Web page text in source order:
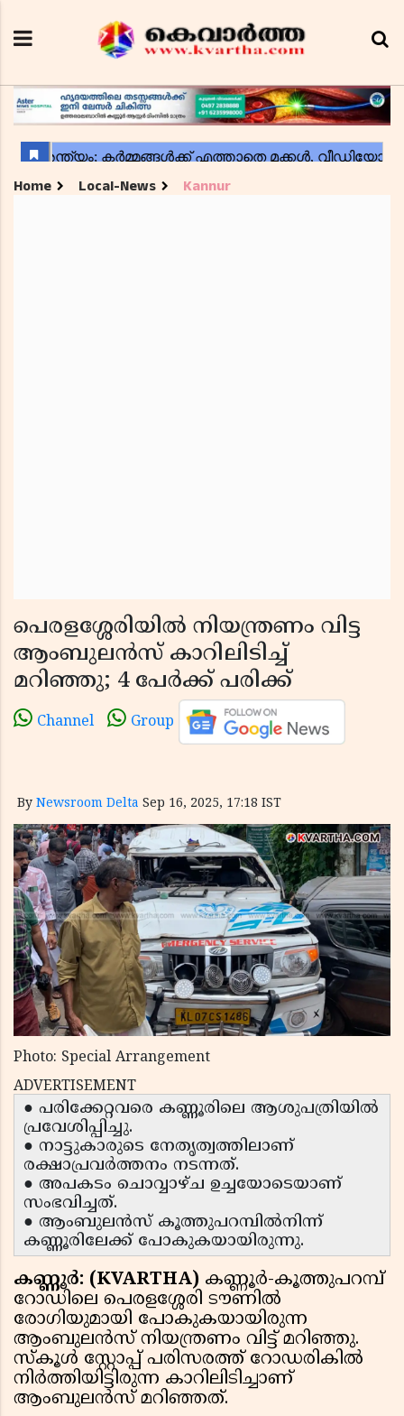
Home Local-News Kannur
പെരളശ്ശേരിയിൽ നിയന്ത്രണം വിട്ട
ആംബുലൻസ് കാറിലിടിച്ച്
മറിഞ്ഞു; 4 പേർക്ക് പരിക്ക്
Channel Group
By Newsroom Delta Sep 16, 2025, 17:18 IST
Photo: Special Arrangement
ADVERTISEMENT
● പരിക്കേറ്റവരെ കണ്ണൂരിലെ ആശുപത്രിയിൽ
പ്രവേശിപ്പിച്ചു.
● നാട്ടുകാരുടെ നേതൃത്വത്തിലാണ്
രക്ഷാപ്രവർത്തനം നടന്നത്.
● അപകടം ചൊവ്വാഴ്ച ഉച്ചയോടെയാണ്
സംഭവിച്ചത്.
● ആംബുലൻസ് കൂത്തുപറമ്പിൽനിന്ന്
കണ്ണൂരിലേക്ക് പോകുകയായിരുന്നു.
കണ്ണൂർ: (KVARTHA) കണ്ണൂർ-കൂത്തുപറമ്പ്
റോഡിലെ പെരളശ്ശേരി ടൗണിൽ
രോഗിയുമായി പോകുകയായിരുന്ന
ആംബുലൻസ് നിയന്ത്രണം വിട്ട് മറിഞ്ഞു.
സ്കൂൾ സ്റ്റോപ്പ് പരിസരത്ത് റോഡരികിൽ
നിർത്തിയിട്ടിരുന്ന കാറിലിടിച്ചാണ്
ആംബുലൻസ് മറിഞ്ഞത്.